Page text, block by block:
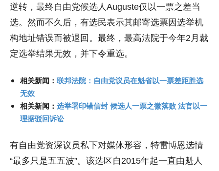
逆转，最终自由党候选人Auguste仅以一票之差当
选。然而不久后，有选民表示其邮寄选票因选举机
构地址错误而被退回。最终，最高法院于今年2月裁
定选举结果无效，并下令重选。
相关新闻： 联邦法院：自由党议员在魁省以一票差距胜选
无效
相关新闻： 选举署印错信封 候选人一票之微落败 法官以一
理据驳回诉讼
有自由党资深议员私下对媒体形容，特雷博恩选情
“最多只是五五波”。该选区自2015年起一直由魁人